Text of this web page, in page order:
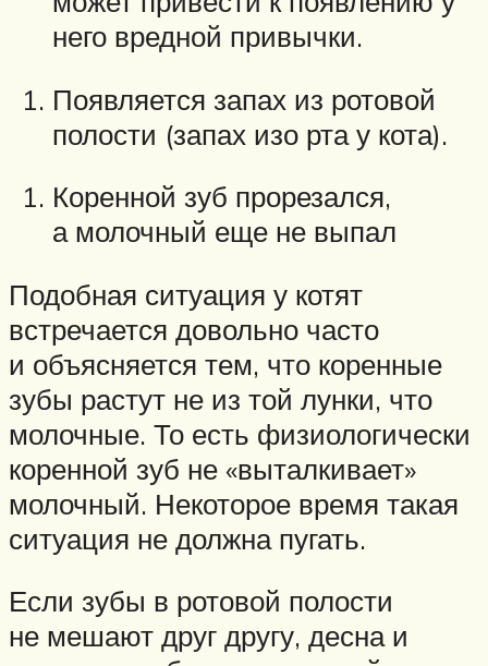
него вредной привычки.
Появляется запах из ротовой
полости (запах изо рта у кота).
Коренной зуб прорезался,
а молочный еще не выпал
Подобная ситуация у котят
встречается довольно часто
и объясняется тем, что коренные
зубы растут не из той лунки, что
молочные. То есть физиологически
коренной зуб не «выталкивает»
молочный. Некоторое время такая
ситуация не должна пугать.
Если зубы в ротовой полости
не мешают друг другу, десна и